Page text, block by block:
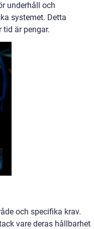
underhåll och
systemet. Detta
är pengar.
och specifika krav.
vare deras hållbarhet